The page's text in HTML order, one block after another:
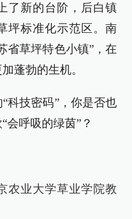
了新的台阶，后白镇
坪标准化示范区。南
省草坪特色小镇”，在
蓬勃的生机。
科技密码”，你是否也
会呼吸的绿茵”？
农业大学草业学院教